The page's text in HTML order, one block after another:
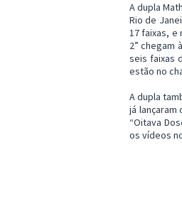
A dupla
Rio de
17 faixas, e
2” chegam
seis faixas
estão no
A dupla
já lançaram
“Oitava
os vídeos